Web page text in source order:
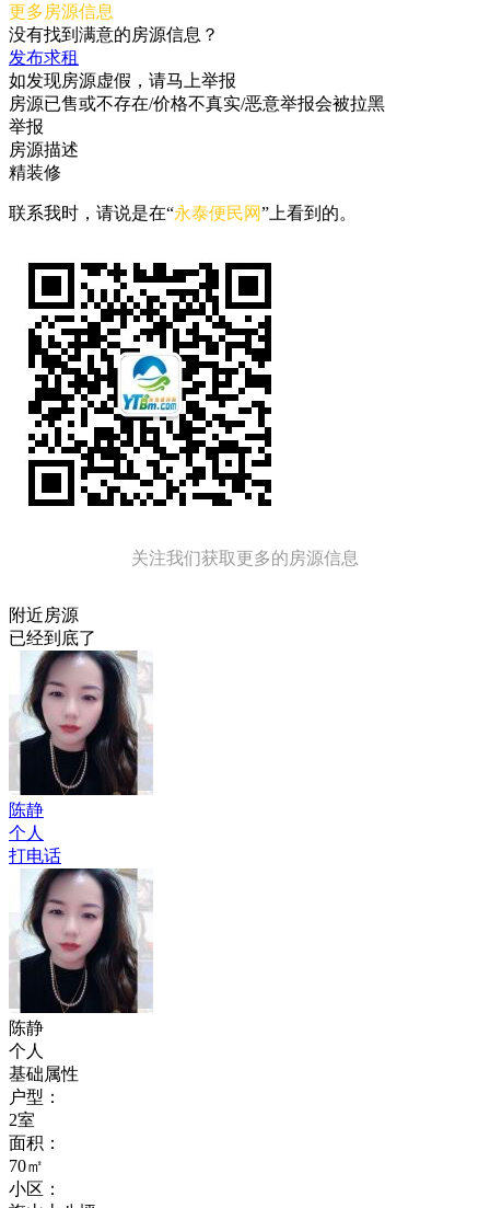
更多房源信息
没有找到满意的房源信息？
发布求租
如发现房源虚假，请马上举报
房源已售或不存在/价格不真实/恶意举报会被拉黑
举报
房源描述
精装修
联系我时，请说是在“永泰便民网”上看到的。
关注我们获取更多的房源信息
附近房源
已经到底了
陈静
个人
打电话
陈静
个人
基础属性
户型：
2室
面积：
70㎡
小区：